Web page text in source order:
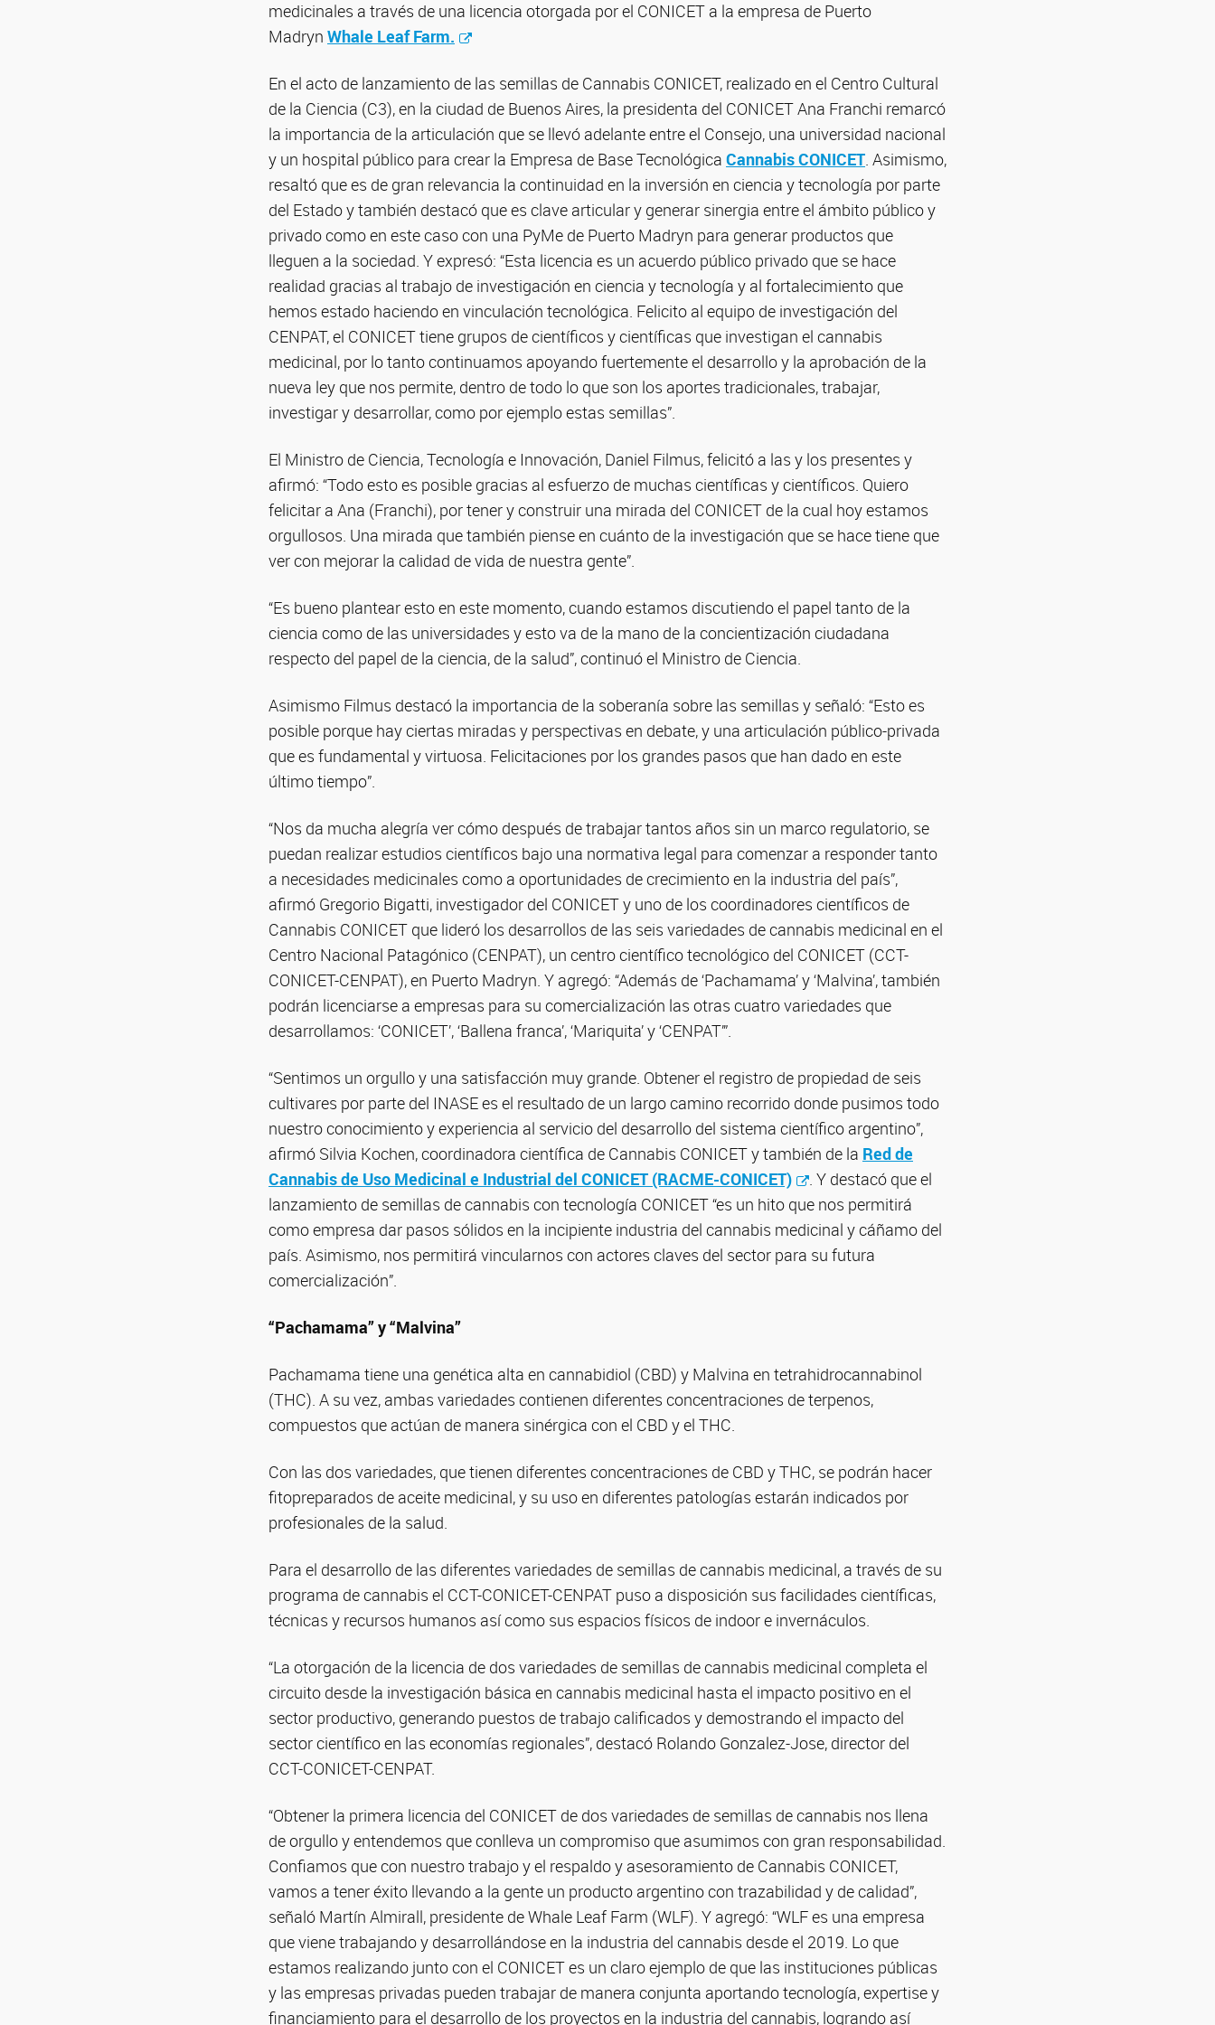
medicinales a través de una licencia otorgada por el CONICET a la empresa de Puerto
Madryn Whale Leaf Farm.
En el acto de lanzamiento de las semillas de Cannabis CONICET, realizado en el Centro Cultural
de la Ciencia (C3), en la ciudad de Buenos Aires, la presidenta del CONICET Ana Franchi remarcó
la importancia de la articulación que se llevó adelante entre el Consejo, una universidad nacional
y un hospital público para crear la Empresa de Base Tecnológica Cannabis CONICET. Asimismo,
resaltó que es de gran relevancia la continuidad en la inversión en ciencia y tecnología por parte
del Estado y también destacó que es clave articular y generar sinergia entre el ámbito público y
privado como en este caso con una PyMe de Puerto Madryn para generar productos que
lleguen a la sociedad. Y expresó: “Esta licencia es un acuerdo público privado que se hace
realidad gracias al trabajo de investigación en ciencia y tecnología y al fortalecimiento que
hemos estado haciendo en vinculación tecnológica. Felicito al equipo de investigación del
CENPAT, el CONICET tiene grupos de científicos y científicas que investigan el cannabis
medicinal, por lo tanto continuamos apoyando fuertemente el desarrollo y la aprobación de la
nueva ley que nos permite, dentro de todo lo que son los aportes tradicionales, trabajar,
investigar y desarrollar, como por ejemplo estas semillas”.
El Ministro de Ciencia, Tecnología e Innovación, Daniel Filmus, felicitó a las y los presentes y
afirmó: “Todo esto es posible gracias al esfuerzo de muchas científicas y científicos. Quiero
felicitar a Ana (Franchi), por tener y construir una mirada del CONICET de la cual hoy estamos
orgullosos. Una mirada que también piense en cuánto de la investigación que se hace tiene que
ver con mejorar la calidad de vida de nuestra gente”.
“Es bueno plantear esto en este momento, cuando estamos discutiendo el papel tanto de la
ciencia como de las universidades y esto va de la mano de la concientización ciudadana
respecto del papel de la ciencia, de la salud”, continuó el Ministro de Ciencia.
Asimismo Filmus destacó la importancia de la soberanía sobre las semillas y señaló: “Esto es
posible porque hay ciertas miradas y perspectivas en debate, y una articulación público-privada
que es fundamental y virtuosa. Felicitaciones por los grandes pasos que han dado en este
último tiempo”.
“Nos da mucha alegría ver cómo después de trabajar tantos años sin un marco regulatorio, se
puedan realizar estudios científicos bajo una normativa legal para comenzar a responder tanto
a necesidades medicinales como a oportunidades de crecimiento en la industria del país”,
afirmó Gregorio Bigatti, investigador del CONICET y uno de los coordinadores científicos de
Cannabis CONICET que lideró los desarrollos de las seis variedades de cannabis medicinal en el
Centro Nacional Patagónico (CENPAT), un centro científico tecnológico del CONICET (CCT-
CONICET-CENPAT), en Puerto Madryn. Y agregó: “Además de ‘Pachamama’ y ‘Malvina’, también
podrán licenciarse a empresas para su comercialización las otras cuatro variedades que
desarrollamos: ‘CONICET’, ‘Ballena franca’, ‘Mariquita’ y ‘CENPAT’”.
“Sentimos un orgullo y una satisfacción muy grande. Obtener el registro de propiedad de seis
cultivares por parte del INASE es el resultado de un largo camino recorrido donde pusimos todo
nuestro conocimiento y experiencia al servicio del desarrollo del sistema científico argentino”,
afirmó Silvia Kochen, coordinadora científica de Cannabis CONICET y también de la Red de
Cannabis de Uso Medicinal e Industrial del CONICET (RACME-CONICET)
. Y destacó que el
lanzamiento de semillas de cannabis con tecnología CONICET “es un hito que nos permitirá
como empresa dar pasos sólidos en la incipiente industria del cannabis medicinal y cáñamo del
país. Asimismo, nos permitirá vincularnos con actores claves del sector para su futura
comercialización”.
“Pachamama” y “Malvina”
Pachamama tiene una genética alta en cannabidiol (CBD) y Malvina en tetrahidrocannabinol
(THC). A su vez, ambas variedades contienen diferentes concentraciones de terpenos,
compuestos que actúan de manera sinérgica con el CBD y el THC.
Con las dos variedades, que tienen diferentes concentraciones de CBD y THC, se podrán hacer
fitopreparados de aceite medicinal, y su uso en diferentes patologías estarán indicados por
profesionales de la salud.
Para el desarrollo de las diferentes variedades de semillas de cannabis medicinal, a través de su
programa de cannabis el CCT-CONICET-CENPAT puso a disposición sus facilidades científicas,
técnicas y recursos humanos así como sus espacios físicos de indoor e invernáculos.
“La otorgación de la licencia de dos variedades de semillas de cannabis medicinal completa el
circuito desde la investigación básica en cannabis medicinal hasta el impacto positivo en el
sector productivo, generando puestos de trabajo calificados y demostrando el impacto del
sector científico en las economías regionales”, destacó Rolando Gonzalez-Jose, director del
CCT-CONICET-CENPAT.
“Obtener la primera licencia del CONICET de dos variedades de semillas de cannabis nos llena
de orgullo y entendemos que conlleva un compromiso que asumimos con gran responsabilidad.
Confiamos que con nuestro trabajo y el respaldo y asesoramiento de Cannabis CONICET,
vamos a tener éxito llevando a la gente un producto argentino con trazabilidad y de calidad”,
señaló Martín Almirall, presidente de Whale Leaf Farm (WLF). Y agregó: “WLF es una empresa
que viene trabajando y desarrollándose en la industria del cannabis desde el 2019. Lo que
estamos realizando junto con el CONICET es un claro ejemplo de que las instituciones públicas
y las empresas privadas pueden trabajar de manera conjunta aportando tecnología, expertise y
financiamiento para el desarrollo de los proyectos en la industria del cannabis, logrando así